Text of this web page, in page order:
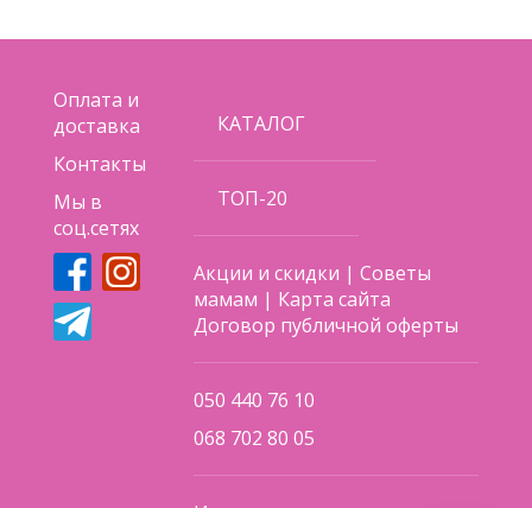
Оплата и
доставка
Контакты
Мы в
соц.сетях
КАТАЛОГ
ТОП-20
Акции и скидки |Советы
мамам | Карта сайта
Договор публичной оферты
050 440 76 10
068 702 80 05